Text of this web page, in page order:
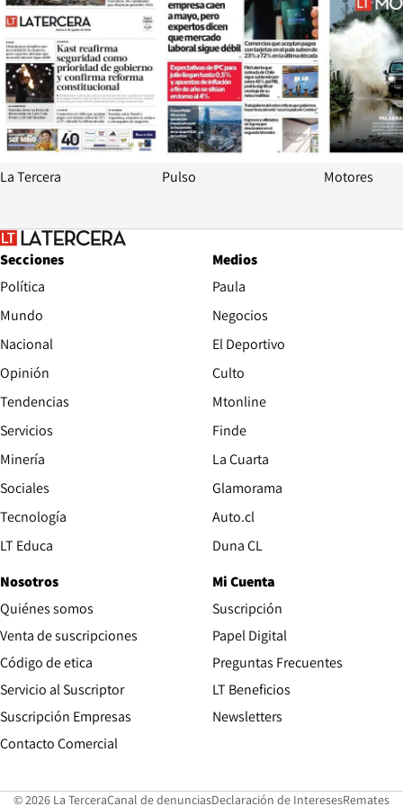
La Tercera Pulso Motores
Secciones
Política
Mundo
Nacional
Opinión
Tendencias
Servicios
Minería
Sociales
Tecnología
LT Educa
Medios
Paula
Negocios
El Deportivo
Culto
Mtonline
Finde
La Cuarta
Glamorama
Auto.cl
Duna CL
Nosotros
Quiénes somos
Venta de suscripciones
Código de etica Opens in new window
Servicio al Suscriptor
Suscripción Empresas
Contacto Comercial
Mi Cuenta
Suscripción
Papel Digital
Preguntas Frecuentes
LT Beneficios
Newsletters
© 2026 La TerceraCanal de denunciasOpens in new window
Declaración de InteresesOpens in
Remates